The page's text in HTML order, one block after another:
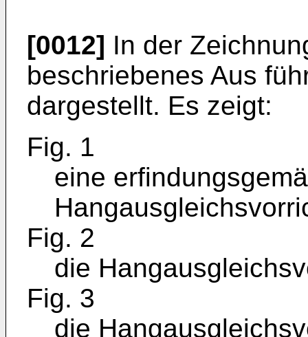
[0012] In der
beschriebenes Aus
dargestellt. Es zeigt:
Fig. 1
eine
Fig. 2
die
Fig. 3
die